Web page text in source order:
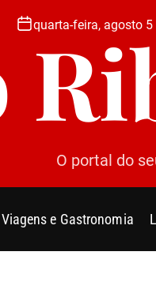
quarta-feira, agosto 5
O portal do
Viagens e Gastronomia